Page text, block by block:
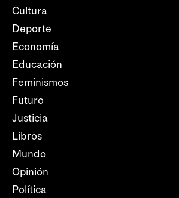
Cultura
Deporte
Economía
Educación
Feminismos
Futuro
Justicia
Libros
Mundo
Opinión
Política